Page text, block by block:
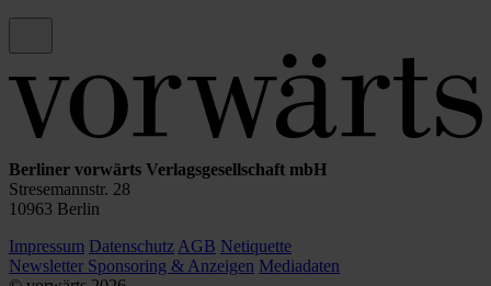
Berliner vorwärts Verlagsgesellschaft mbH
Stresemannstr. 28
10963 Berlin
Impressum Datenschutz AGB Netiquette
Newsletter Sponsoring & Anzeigen Mediadaten